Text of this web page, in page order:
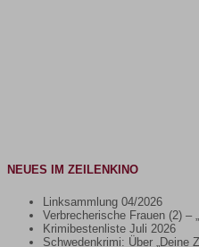
NEUES IM ZEILENKINO
Linksammlung 04/2026
Verbrecherische Frauen (2) –
Krimibestenliste Juli 2026
Schwedenkrimi: Über „Deine